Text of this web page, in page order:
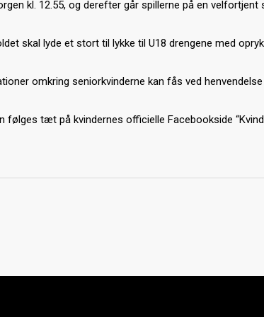
kl. 12.55, og derefter går spillerne på en velfortjent
skal lyde et stort til lykke til U18 drengene med
omkring seniorkvinderne kan fås ved henvendelse
følges tæt på kvindernes officielle Facebookside